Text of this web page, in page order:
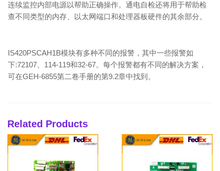
连续监控内部电源以帮助正确操作。通电自检还将用于帮助检
查不同类型的内存、以太网端口和处理器板硬件的其余部分。
IS420PSCAH1B模块有多种不同的报警，其中一些报警如
下:72107、114-119和32-67。每个报警都有不同的解决方案，
可在GEH-6855第二卷手册的第9.2章中找到。
Related Products